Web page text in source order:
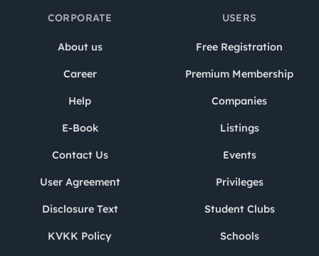
CORPORATE
About us
Career
Help
E-Book
Contact Us
User Agreement
Disclosure Text
KVKK Policy
USERS
Free Registration
Premium Membership
Companies
Listings
Events
Privileges
Student Clubs
Schools